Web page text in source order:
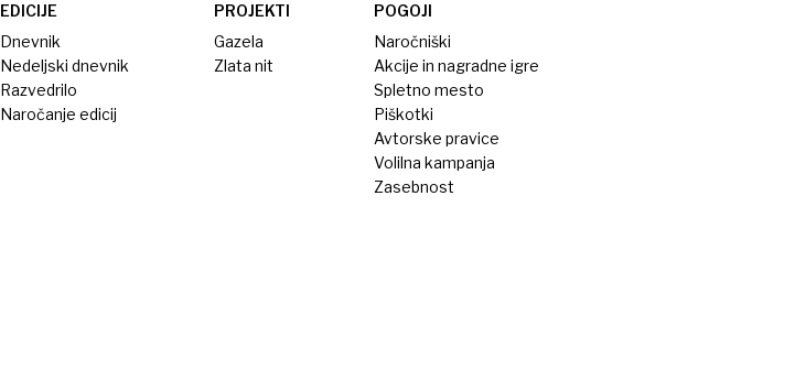
EDICIJE
Dnevnik
Nedeljski dnevnik
Razvedrilo
Naročanje edicij
PROJEKTI
Gazela
Zlata nit
POGOJI
Naročniški
Akcije in nagradne igre
Spletno mesto
Piškotki
Avtorske pravice
Volilna kampanja
Zasebnost